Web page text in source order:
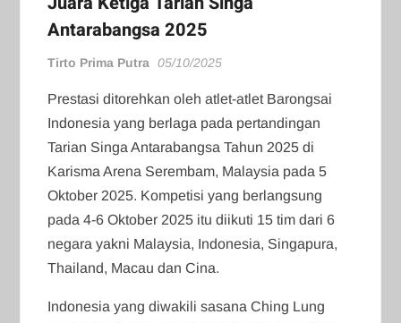
Antarabangsa 2025
Tirto Prima Putra 05/10/2025
Prestasi ditorehkan oleh atlet-atlet Barongsai
Indonesia yang berlaga pada pertandingan
Tarian Singa Antarabangsa Tahun 2025 di
Karisma Arena Serembam, Malaysia pada 5
Oktober 2025. Kompetisi yang berlangsung
pada 4-6 Oktober 2025 itu diikuti 15 tim dari 6
negara yakni Malaysia, Indonesia, Singapura,
Thailand, Macau dan Cina.
Indonesia yang diwakili sasana Ching Lung